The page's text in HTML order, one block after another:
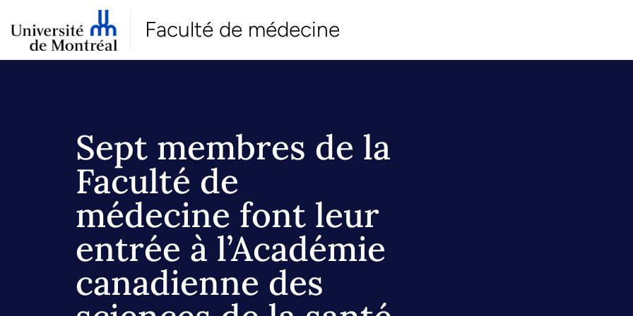
Faculté de médecine
Sept membres de la
Faculté de
médecine font leur
entrée à l’Académie
canadienne des